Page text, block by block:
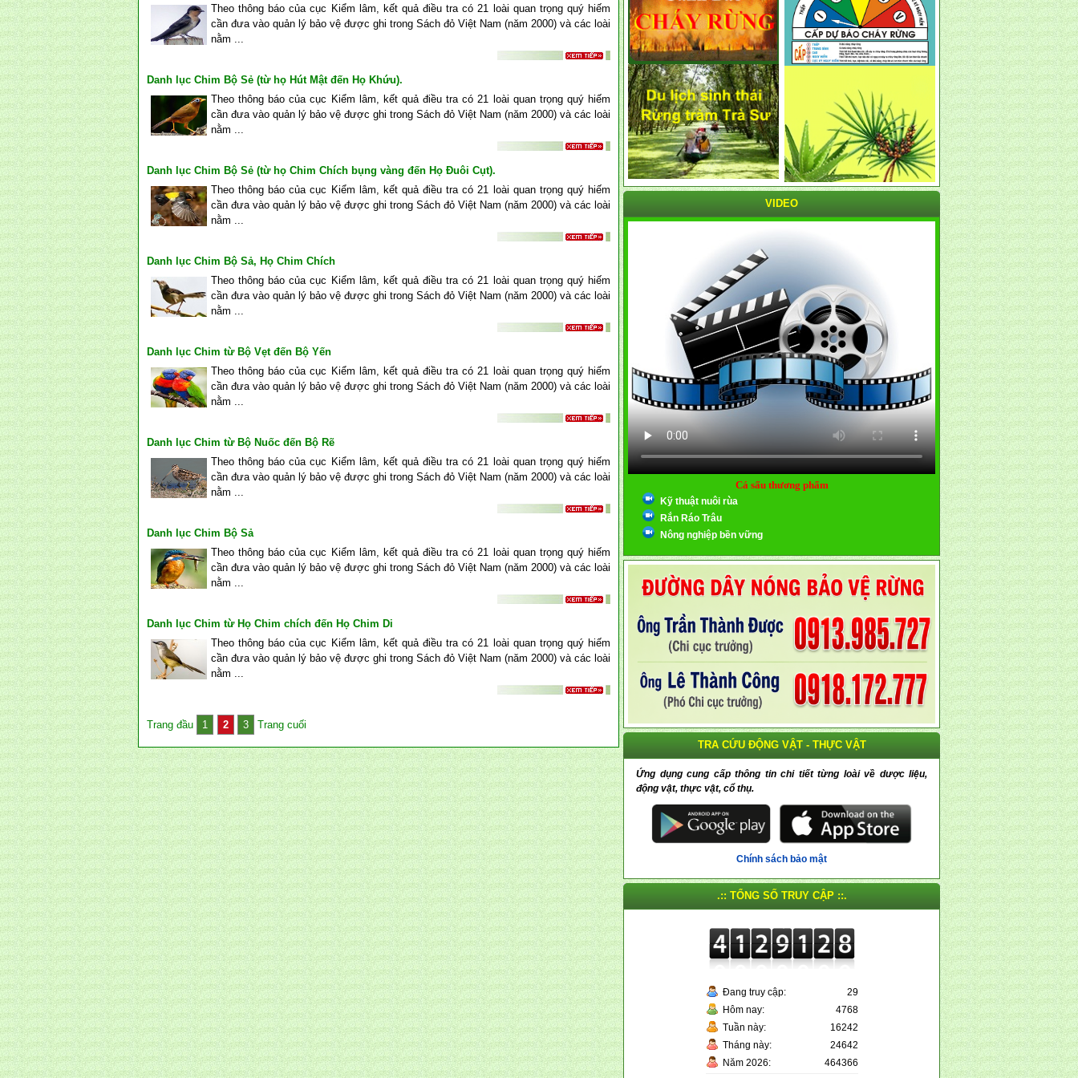
Theo thông báo của cục Kiểm lâm, kết quả điều tra có 21 loài quan trọng quý hiếm
cần đưa vào quản lý bảo vệ được ghi trong Sách đỏ Việt Nam (năm 2000) và các loài
nằm ...
Danh lục Chim Bộ Sẻ (từ họ Hút Mật đến Họ Khứu).
Theo thông báo của cục Kiểm lâm, kết quả điều tra có 21 loài quan trọng quý hiếm
cần đưa vào quản lý bảo vệ được ghi trong Sách đỏ Việt Nam (năm 2000) và các loài
nằm ...
Danh lục Chim Bộ Sẻ (từ họ Chim Chích bụng vàng đến Họ Đuôi Cụt).
Theo thông báo của cục Kiểm lâm, kết quả điều tra có 21 loài quan trọng quý hiếm
cần đưa vào quản lý bảo vệ được ghi trong Sách đỏ Việt Nam (năm 2000) và các loài
nằm ...
Danh lục Chim Bộ Sả, Họ Chim Chích
Theo thông báo của cục Kiểm lâm, kết quả điều tra có 21 loài quan trọng quý hiếm
cần đưa vào quản lý bảo vệ được ghi trong Sách đỏ Việt Nam (năm 2000) và các loài
nằm ...
Danh lục Chim từ Bộ Vẹt đến Bộ Yến
Theo thông báo của cục Kiểm lâm, kết quả điều tra có 21 loài quan trọng quý hiếm
cần đưa vào quản lý bảo vệ được ghi trong Sách đỏ Việt Nam (năm 2000) và các loài
nằm ...
Danh lục Chim từ Bộ Nuốc đến Bộ Rẽ
Theo thông báo của cục Kiểm lâm, kết quả điều tra có 21 loài quan trọng quý hiếm
cần đưa vào quản lý bảo vệ được ghi trong Sách đỏ Việt Nam (năm 2000) và các loài
nằm ...
Danh lục Chim Bộ Sả
Theo thông báo của cục Kiểm lâm, kết quả điều tra có 21 loài quan trọng quý hiếm
cần đưa vào quản lý bảo vệ được ghi trong Sách đỏ Việt Nam (năm 2000) và các loài
nằm ...
Danh lục Chim từ Họ Chim chích đến Họ Chim Di
Theo thông báo của cục Kiểm lâm, kết quả điều tra có 21 loài quan trọng quý hiếm
cần đưa vào quản lý bảo vệ được ghi trong Sách đỏ Việt Nam (năm 2000) và các loài
nằm ...
Trang đầu 1 2 3 Trang cuối
VIDEO
Cá sấu thương phẩm
Kỹ thuật nuôi rùa
Rắn Ráo Trâu
Nông nghiệp bền vững
TRA CỨU ĐỘNG VẬT - THỰC VẬT
Ứng dụng cung cấp thông tin chi tiết từng loài về dược liệu,
động vật, thực vật, cổ thụ.
Chính sách bảo mật
.:: TỔNG SỐ TRUY CẬP ::.
Đang truy cập:
29
Hôm nay:
4768
Tuần này:
16242
Tháng này:
24642
Năm 2026:
464366